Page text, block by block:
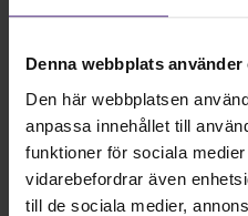
Denna webbplats använder
Den här webbplatsen
anpassa innehållet till
funktioner för sociala
vidarebefordrar även
till de sociala medier,
Gör eventuella justeringar
Sök rollen!
Cowrites tjänst är GDPR-
servrar. Inga
data används för AI-träning.